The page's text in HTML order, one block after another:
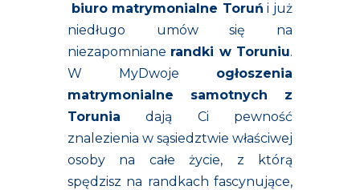
biuro matrymonialne Toruń i już
niedługo umów się na
niezapomniane randki w Toruniu.
W MyDwoje ogłoszenia
matrymonialne samotnych z
Torunia dają Ci pewność
znalezienia w sąsiedztwie właściwej
osoby na całe życie, z którą
spędzisz na randkach fascynujące,